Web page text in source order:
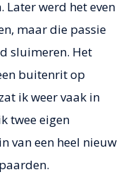
Later werd het even
maar die passie
sluimeren. Het
buitenrit op
ik weer vaak in
twee eigen
van een heel nieuw